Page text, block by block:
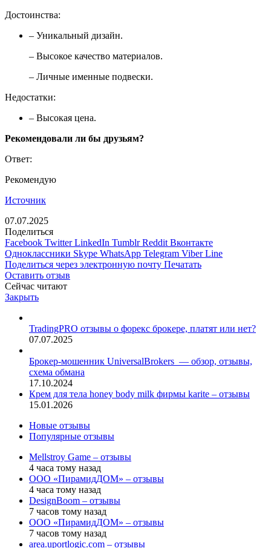
Достоинства:
– Уникальный дизайн.
– Высокое качество материалов.
– Личные именные подвески.
Недостатки:
– Высокая цена.
Рекомендовали ли бы друзьям?
Ответ:
Рекомендую
Источник
07.07.2025
Поделиться
Facebook Twitter LinkedIn Tumblr Reddit Вконтакте
Одноклассники Skype WhatsApp Telegram Viber Line
Поделиться через электронную почту Печатать
Оставить отзыв
Сейчас читают
Закрыть
TradingPRO отзывы о форекс брокере, платят или нет?
07.07.2025
Брокер-мошенник UniversalBrokers — обзор, отзывы,
схема обмана
17.10.2024
Крем для тела honey body milk фирмы karite – отзывы
15.01.2026
Новые отзывы
Популярные отзывы
Mellstroy Game – отзывы
4 часа тому назад
ООО «ПирамидДОМ» – отзывы
4 часа тому назад
DesignBoom – отзывы
7 часов тому назад
ООО «ПирамидДОМ» – отзывы
7 часов тому назад
area.uportlogic.com – отзывы